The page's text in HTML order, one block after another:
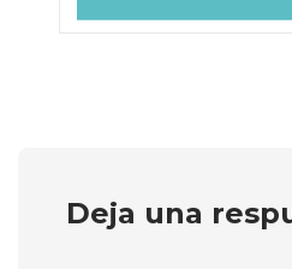
Deja una